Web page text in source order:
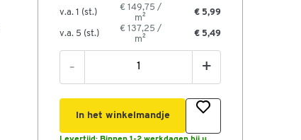
v.a. 1 (st.)
€ 149,75 /
m²
€ 5,99
v.a. 5 (st.)
€ 137,25 /
m²
€ 5,49
- +
In het winkelmandje